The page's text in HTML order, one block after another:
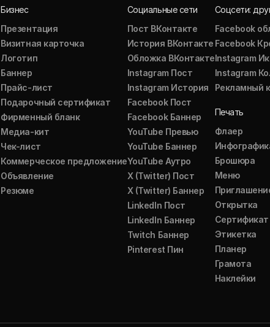
Бизнес
Презентация
Визитная карточка
Логотип
Баннер
Прайс-лист
Подарочный сертификат
Фирменный бланк
Медиа-кит
Чек-лист
Коммерческое предложение
Объявление
Резюме
Социальные сети
Пост ВКонтакте
История ВКонтакте
Обложка ВКонтакте
Instagram Пост
Instagram История
Facebook Пост
Facebook Баннер
YouTube Превью
YouTube Баннер
YouTube Аутро
X (Twitter) Пост
X (Twitter) Баннер
LinkedIn Пост
LinkedIn Баннер
Twitch Баннер
Pinterest Пин
Соцсети:
Facebook
Facebook
Instagram
Instagram
Рекламный
Печать
Флаер
Брошюра
Меню
Открытка
Сертификат
Этикетка
Планер
Грамота
Наклейки